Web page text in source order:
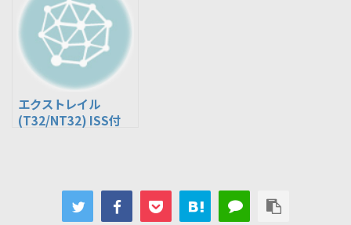
エクストレイル
(T32/NT32) ISS付